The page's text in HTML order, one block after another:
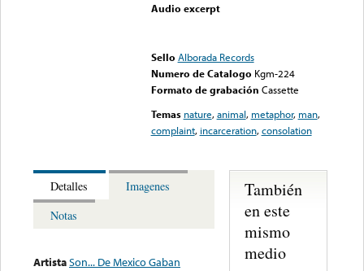
Audio excerpt
Sello Alborada Records
Numero de Catalogo Kgm-224
Formato de grabación Cassette
Temas nature,animal, metaphor, man,
complaint, incarceration,consolation
Detalles
Imagenes
Notas
ArtistaSon... De Mexico Gaban
También
en este
mismo
medio